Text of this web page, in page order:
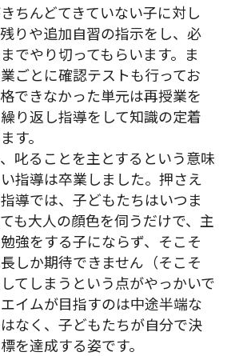
ちんどてきていない子に対し
りや追加自習の指示をし、必
でやり切ってもらいます。ま
ごとに確認テストも行ってお
できなかった単元は再授業を
り返し指導をして知識の定着
す。
叱ることを主とするという意味
指導は卒業しました。押さえ
導では、子どもたちはいつま
も大人の顔色を伺うだけで、主
強をする子にならず、そこそ
しか期待できません（そこそ
てしまうという点がやっかいで
イムが目指すのは中途半端な
なく、子どもたちが自分で決
を達成する姿です。